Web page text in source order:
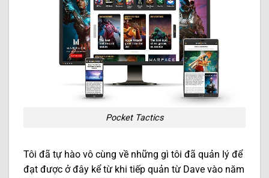
Pocket Tactics
Tôi đã tự hào vô cùng về những gì tôi đã quản lý để
đạt được ở đây kể từ khi tiếp quản từ Dave vào năm